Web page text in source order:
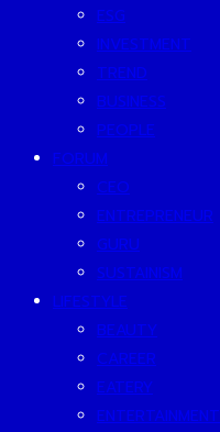
ESG
INVESTMENT
TREND
BUSINESS
PEOPLE
FORUM
CEO
ENTREPRENEUR
GURU
SUSTAINISM
LIFESTYLE
BEAUTY
CAREER
EATERY
ENTERTAINMENT